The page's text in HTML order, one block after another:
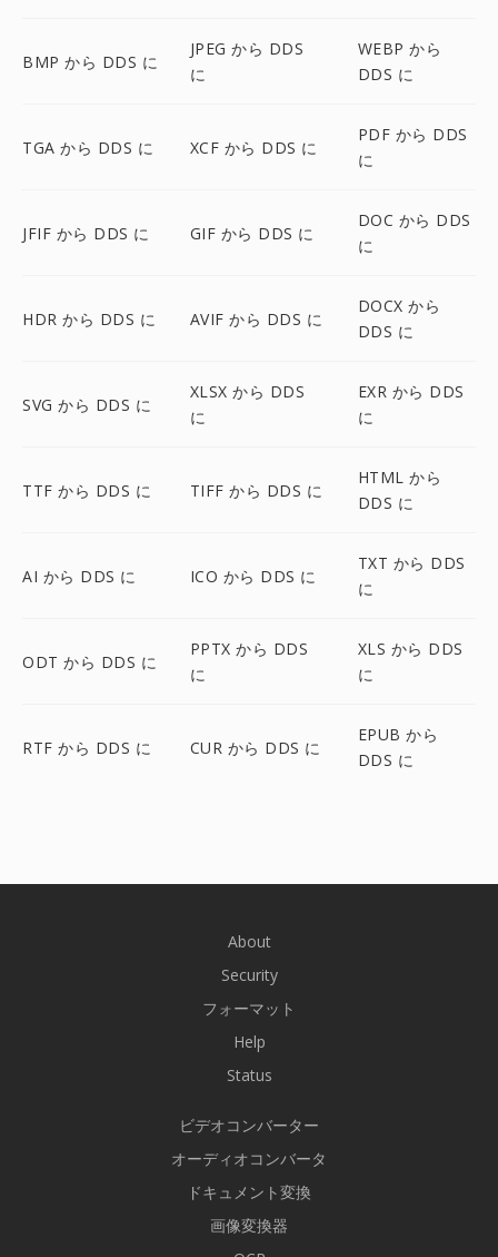
BMP から DDS に
JPEG から DDS
に
WEBP から
DDS に
TGA から DDS に XCF から DDS に
PDF から DDS
に
JFIF から DDS に GIF から DDS に
DOC から DDS
に
HDR から DDS に AVIF から DDS に
DOCX から
DDS に
SVG から DDS に
XLSX から DDS
に
EXR から DDS
に
TTF から DDS に TIFF から DDS に
HTML から
DDS に
AI から DDS に ICO から DDS に
TXT から DDS
に
ODT から DDS に
PPTX から DDS
に
XLS から DDS
に
RTF から DDS に CUR から DDS に
EPUB から
DDS に
About
Security
フォーマット
Help
Status
ビデオコンバーター
オーディオコンバータ
ドキュメント変換
画像変換器